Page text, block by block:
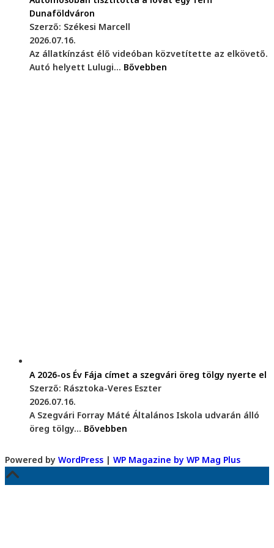
Dunaföldváron
Szerző: Székesi Marcell
2026.07.16.
Az állatkínzást élő videóban közvetítette az elkövető.
Autó helyett Lulugi... Bővebben
A 2026-os Év Fája címet a szegvári öreg tölgy nyerte el
Szerző: Rásztoka-Veres Eszter
2026.07.16.
A Szegvári Forray Máté Általános Iskola udvarán álló
öreg tölgy... Bővebben
Powered by WordPress | WP Magazine by WP Mag Plus